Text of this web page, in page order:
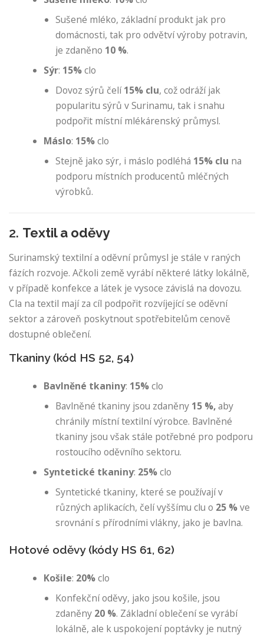
Sušené mléko, základní produkt jak pro
domácnosti, tak pro odvětví výroby potravin,
je zdaněno 10 %.
Sýr: 15%clo
Dovoz sýrů čelí15% clu, což odráží jak
popularitu sýrů v Surinamu, tak i snahu
podpořit místní mlékárenský průmysl.
Máslo: 15%clo
Stejně jako sýr, i máslo podléhá 15% clu na
podporu místních producentů mléčných
výrobků.
2. Textil a oděvy
Surinamský textilní a oděvní průmysl je stále v raných
fázích rozvoje. Ačkoli země vyrábí některé látky lokálně,
v případě konfekce a látek je vysoce závislá na dovozu.
Cla na textil mají za cíl podpořit rozvíjející se oděvní
sektor a zároveň poskytnout spotřebitelům cenově
dostupné oblečení.
Tkaniny (kód HS 52, 54)
Bavlněné tkaniny: 15%clo
Bavlněné tkaniny jsou zdaněny 15 %,aby
chránily místní textilní výrobce. Bavlněné
tkaniny jsou však stále potřebné pro podporu
rostoucího oděvního sektoru.
Syntetické tkaniny: 25%clo
Syntetické tkaniny, které se používají v
různých aplikacích, čelí vyššímu clu o 25 %ve
srovnání s přírodními vlákny, jako je bavlna.
Hotové oděvy (kódy HS 61, 62)
Košile: 20%clo
Konfekční oděvy, jako jsou košile, jsou
zdaněny 20 %. Základní oblečení se vyrábí
lokálně, ale k uspokojení poptávky je nutný